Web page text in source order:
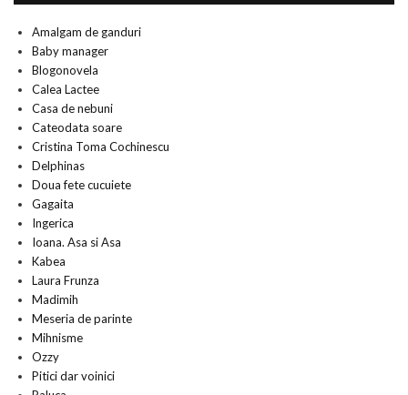
Amalgam de ganduri
Baby manager
Blogonovela
Calea Lactee
Casa de nebuni
Cateodata soare
Cristina Toma Cochinescu
Delphinas
Doua fete cucuiete
Gagaita
Ingerica
Ioana. Asa si Asa
Kabea
Laura Frunza
Madimih
Meseria de parinte
Mihnisme
Ozzy
Pitici dar voinici